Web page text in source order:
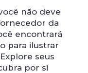
não deve
da
encontrará
para ilustrar
seus
por si